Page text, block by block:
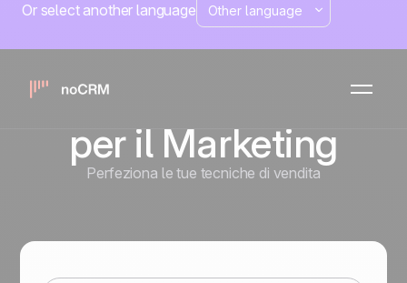
Or select another language
Esportare Dati
per la
Reportistica o
per il Marketing
Perfeziona le tue tecniche di vendita